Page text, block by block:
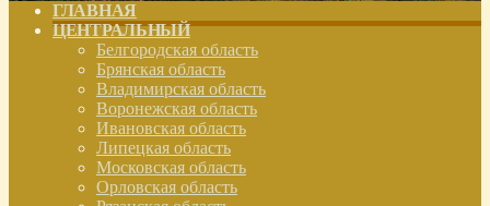
ГЛАВНАЯ
ЦЕНТРАЛЬНЫЙ
Белгородская область
Брянская область
Владимирская область
Воронежская область
Ивановская область
Липецкая область
Московская область
Орловская область